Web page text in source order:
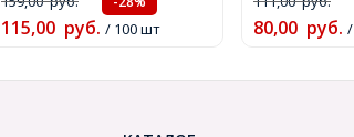
(УТ0029185)
115,00 руб. / 100 шт 80,00 руб.